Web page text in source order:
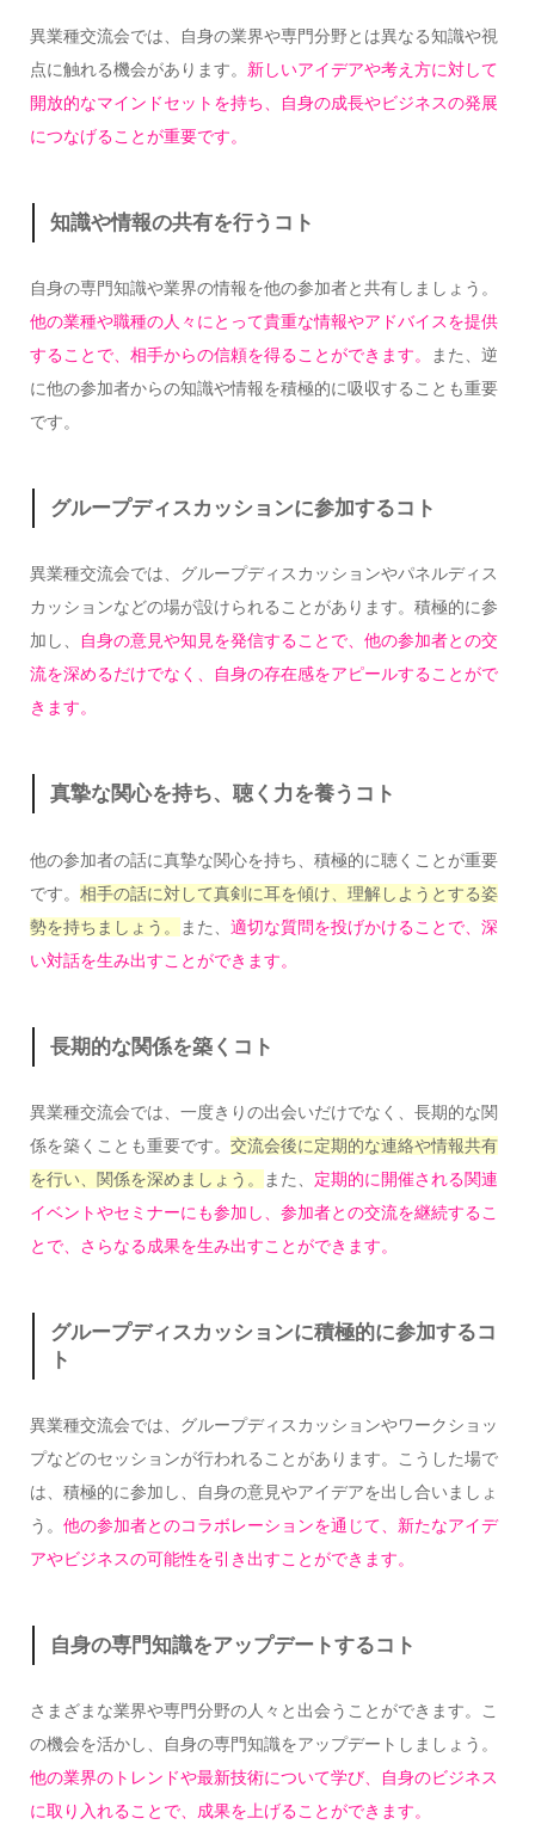
異業種交流会では、自身の業界や専門分野とは異なる知識や視
点に触れる機会があります。 新しいアイデアや考え方に対して
開放的なマインドセットを持ち、自身の成長やビジネスの発展
につなげることが重要です。
知識や情報の共有を行うコト
自身の専門知識や業界の情報を他の参加者と共有しましょう。
他の業種や職種の人々にとって貴重な情報やアドバイスを提供
することで、相手からの信頼を得ることができます。
また、逆
に他の参加者からの知識や情報を積極的に吸収することも重要
です。
グループディスカッションに参加するコト
異業種交流会では、グループディスカッションやパネルディス
カッションなどの場が設けられることがあります。積極的に参
加し、
自身の意見や知見を発信することで、他の参加者との交
流を深めるだけでなく、自身の存在感をアピールすることがで
きます。
真摯な関心を持ち、聴く力を養うコト
他の参加者の話に真摯な関心を持ち、積極的に聴くことが重要
です。 相手の話に対して真剣に耳を傾け、理解しようとする姿
勢を持ちましょう。
また、 適切な質問を投げかけることで、深
い対話を生み出すことができます。
長期的な関係を築くコト
異業種交流会では、一度きりの出会いだけでなく、長期的な関
係を築くことも重要です。 交流会後に定期的な連絡や情報共有
を行い、関係を深めましょう。
また、 定期的に開催される関連
イベントやセミナーにも参加し、参加者との交流を継続するこ
とで、さらなる成果を生み出すことができます。
グループディスカッションに積極的に参加するコ
ト
異業種交流会では、グループディスカッションやワークショッ
プなどのセッションが行われることがあります。こうした場で
は、積極的に参加し、自身の意見やアイデアを出し合いましょ
う。 他の参加者とのコラボレーションを通じて、新たなアイデ
アやビジネスの可能性を引き出すことができます。
自身の専門知識をアップデートするコト
さまざまな業界や専門分野の人々と出会うことができます。こ
の機会を活かし、自身の専門知識をアップデートしましょう。
他の業界のトレンドや最新技術について学び、自身のビジネス
に取り入れることで、成果を上げることができます。